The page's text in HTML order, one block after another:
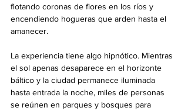
flotando coronas de flores en los ríos y
encendiendo hogueras que arden hasta el
amanecer.
La experiencia tiene algo hipnótico. Mientras
el sol apenas desaparece en el horizonte
báltico y la ciudad permanece iluminada
hasta entrada la noche, miles de personas
se reúnen en parques y bosques para